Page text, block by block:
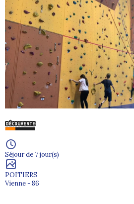
Séjour de 7 jour(s)
POITIERS
Vienne - 86